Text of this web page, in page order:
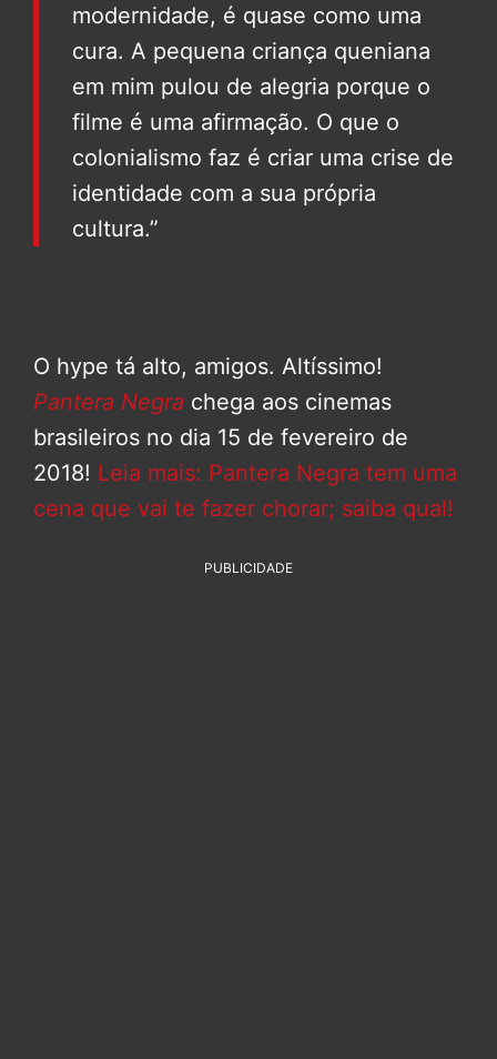
modernidade, é quase como uma
cura. A pequena criança queniana
em mim pulou de alegria porque o
filme é uma afirmação. O que o
colonialismo faz é criar uma crise de
identidade com a sua própria
cultura.”
O hype tá alto, amigos. Altíssimo!
Pantera Negra chega aos cinemas
brasileiros no dia 15 de fevereiro de
2018! Leia mais: Pantera Negra tem uma
cena que vai te fazer chorar; saiba qual!
PUBLICIDADE